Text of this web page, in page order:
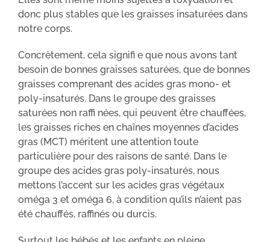
donc plus stables que les graisses insaturées dans
notre corps.
Concrètement, cela signifi e que nous avons tant
besoin de bonnes graisses saturées, que de bonnes
graisses comprenant des acides gras mono- et
poly-insaturés. Dans le groupe des graisses
saturées non raffi nées, qui peuvent être chauffées,
les graisses riches en chaînes moyennes d’acides
gras (MCT) méritent une attention toute
particulière pour des raisons de santé. Dans le
groupe des acides gras poly-insaturés, nous
mettons l’accent sur les acides gras végétaux
oméga 3 et oméga 6, à condition qu’ils n’aient pas
été chauffés, raffinés ou durcis.